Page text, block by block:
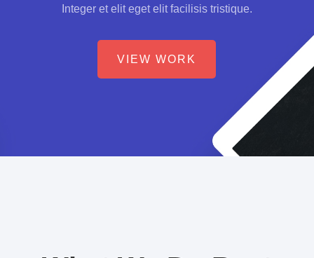
Integer et elit eget elit facilisis tristique.
VIEW WORK